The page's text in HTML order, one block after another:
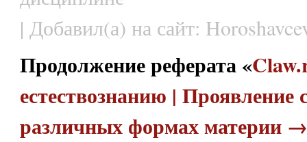
| Добавил(а) на сайт:
Продолжение реферата «
естествознанию | Проявление
различных формах материи →